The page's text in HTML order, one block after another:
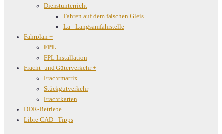
Dienstunterricht
Fahren auf dem falschen Gleis
La - Langsamfahrstelle
Fahrplan +
FPL
FPL-Installation
Fracht- und Güterverkehr+
Frachtmatrix
Stückgutverkehr
Frachtkarten
DDR-Betriebe
Libre CAD - Tipps